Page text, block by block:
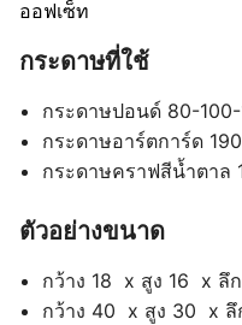
ออฟเซ็ท
กระดาษที่ใช้
กระดาษปอนด์ 80-
กระดาษอาร์ตการ์ด
กระดาษคราฟสีน้ำตาล
ตัวอย่างขนาด
กว้าง 18 x สูง 16 x ลึ
กว้าง 40 x สูง 30 x ลึ